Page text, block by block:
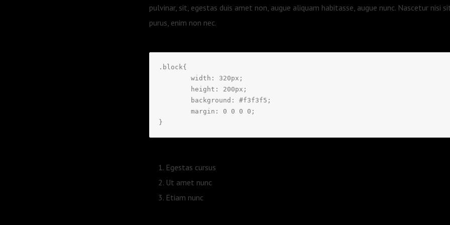
pulvinar, sit, egestas duis amet non, augue aliquam habitasse, augue nunc. Nascetur nisi
purus, enim non nec.
.block{
}
Egestas cursus
Ut amet nunc
Etiam nunc